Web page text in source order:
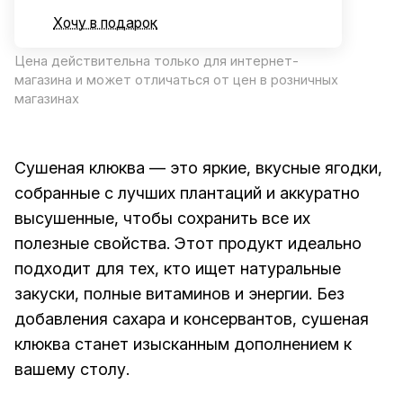
Хочу в подарок
Цена действительна только для интернет-
магазина и может отличаться от цен в розничных
магазинах
Сушеная клюква — это яркие, вкусные ягодки,
собранные с лучших плантаций и аккуратно
высушенные, чтобы сохранить все их
полезные свойства. Этот продукт идеально
подходит для тех, кто ищет натуральные
закуски, полные витаминов и энергии. Без
добавления сахара и консервантов, сушеная
клюква станет изысканным дополнением к
вашему столу.